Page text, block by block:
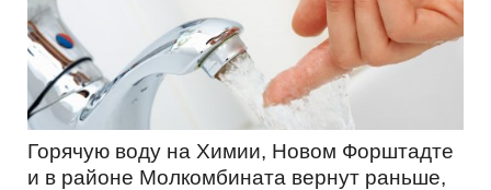
Горячую воду на Химии, Новом Форштадте
и в районе Молкомбината вернут раньше,